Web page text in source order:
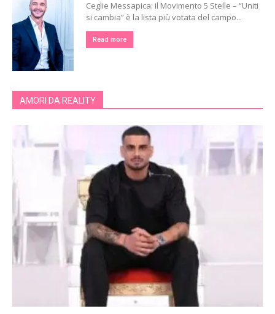
Ceglie Messapica: il Movimento 5 Stelle – “Uniti
si cambia” è la lista più votata del campo...
Read more
AMORI DA REALITY